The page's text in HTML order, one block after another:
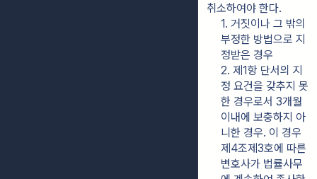
취소하여야 한다.
1. 거짓이나 그 밖의
부정한 방법으로 지
정받은 경우
2. 제1항 단서의 지
정 요건을 갖추지 못
한 경우로서 3개월
이내에 보충하지 아
니한 경우. 이 경우
제4조제3호에 따른
변호사가 법률사무